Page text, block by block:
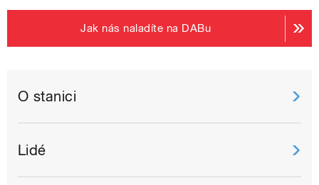
Jak nás naladíte na DABu
O stanici
Lidé